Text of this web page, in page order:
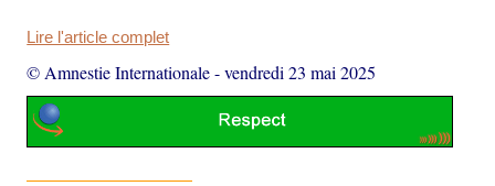
Lire l'article complet
© Amnestie Internationale-vendredi 23 mai 2025